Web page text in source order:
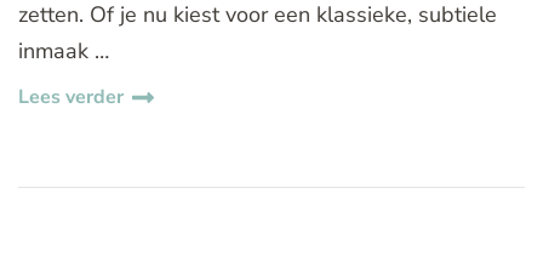
zetten. Of je nu kiest voor een klassieke, subtiele
inmaak …
Lees verder